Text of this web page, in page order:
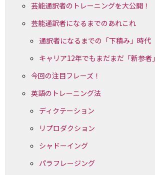
芸能通訳者のトレーニングを大公開！
芸能通訳者になるまでのあれこれ
通訳者になるまでの「下積み」時代
キャリア12年でもまだまだ「新参者」
今回の注目フレーズ！
英語のトレーニング法
ディクテーション
リプロダクション
シャドーイング
パラフレージング